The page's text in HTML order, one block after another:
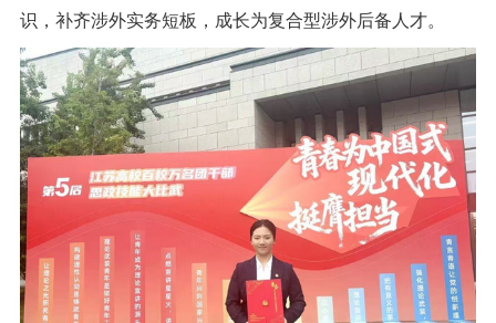
识，补齐涉外实务短板，成长为复合型涉外后备人才。